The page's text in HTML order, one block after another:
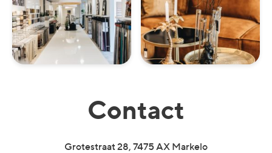
Contact
Grotestraat 28, 7475 AX Markelo